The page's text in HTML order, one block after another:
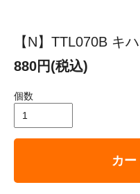
【N】TTL070B キ
880円(税込)
個数
カー